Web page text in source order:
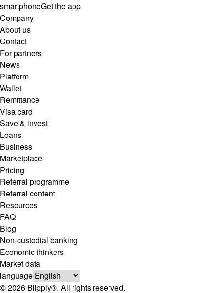
smartphoneGet the app
Company
About us
Contact
For partners
News
Platform
Wallet
Remittance
Visa card
Save & invest
Loans
Business
Marketplace
Pricing
Referral programme
Referral content
Resources
FAQ
Blog
Non-custodial banking
Economic thinkers
Market data
language
© 2026 Blipply®. All rights reserved.